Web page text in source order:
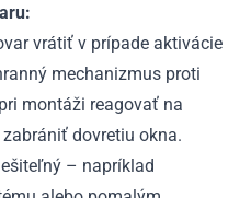
vrátiť v prípade aktivácie
mechanizmus proti
montáži reagovať na
dovretiu okna.
– napríklad